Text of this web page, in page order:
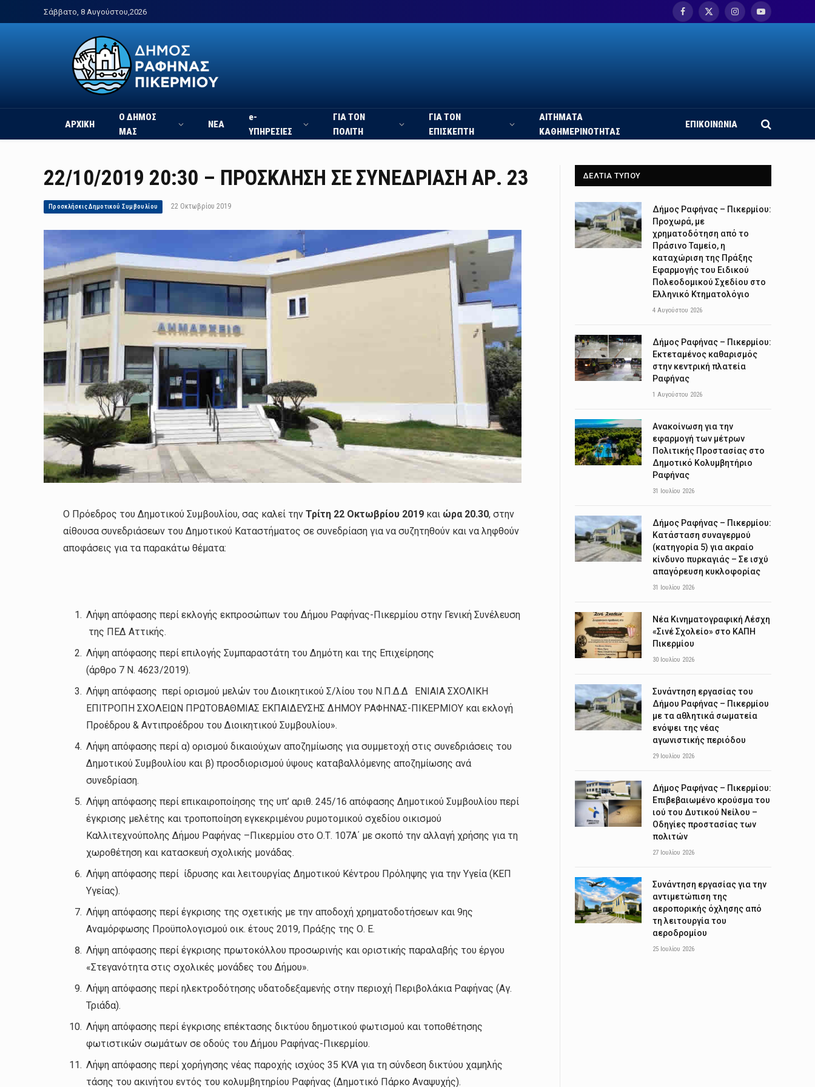
Σάββατο, 8 Αυγούστου,2026
Facebook
X
InstagramYouTube
ΑΡΧΙΚΗ
Ο ΔΗΜΟΣ
ΜΑΣ
ΝΕΑ
e-
ΥΠΗΡΕΣΙΕΣ
ΓΙΑ ΤΟΝ
ΠΟΛΙΤΗ
ΓΙΑ ΤΟΝ
ΕΠΙΣΚΕΠΤΗ
ΑΙΤΗΜΑΤΑ
ΚΑΘΗΜΕΡΙΝΟΤΗΤΑΣ
ΕΠΙΚΟΙΝΩΝΙΑ
22/10/2019 20:30 – ΠΡΟΣΚΛΗΣΗ ΣΕ ΣΥΝΕΔΡΙΑΣΗ ΑΡ. 23
Προσκλήσεις Δημοτικού Συμβουλίου 22 Οκτωβρίου 2019
Ο Πρόεδρος του Δημοτικού Συμβουλίου, σας καλεί τηνΤρίτη 22 Οκτωβρίου 2019 και ώρα 20.30, στην
αίθουσα συνεδριάσεων του Δημοτικού Καταστήματος σε συνεδρίαση για να συζητηθούν και να ληφθούν
αποφάσεις για τα παρακάτω θέματα:
Λήψη απόφασης περί εκλογής εκπροσώπων του Δήμου Ραφήνας-Πικερμίου στην Γενική Συνέλευση
της ΠΕΔ Αττικής.
Λήψη απόφασης περί επιλογής Συμπαραστάτη του Δημότη και της Επιχείρησης
(άρθρο 7 Ν. 4623/2019).
Λήψη απόφασης περί ορισμού μελών του Διοικητικού Σ/λίου του Ν.Π.Δ.Δ
ΕΝΙΑΙΑ ΣΧΟΛΙΚΗ
ΕΠΙΤΡΟΠΗ ΣΧΟΛΕΙΩΝ ΠΡΩΤΟΒΑΘΜΙΑΣ ΕΚΠΑΙΔΕΥΣΗΣ ΔΗΜΟΥ ΡΑΦΗΝΑΣ-ΠΙΚΕΡΜΙΟΥ και εκλογή
Προέδρου & Αντιπροέδρου του Διοικητικού Συμβουλίου».
Λήψη απόφασης περί α) ορισμού δικαιούχων αποζημίωσης για συμμετοχή στις συνεδριάσεις του
Δημοτικού Συμβουλίου και β) προσδιορισμού ύψους καταβαλλόμενης αποζημίωσης ανά
συνεδρίαση.
Λήψη απόφασης περί επικαιροποίησης της υπ’ αριθ. 245/16 απόφασης Δημοτικού Συμβουλίου περί
έγκρισης μελέτης και τροποποίηση εγκεκριμένου ρυμοτομικού σχεδίου οικισμού
Καλλιτεχνούπολης Δήμου Ραφήνας –Πικερμίου στο Ο.Τ. 107Α΄ με σκοπό την αλλαγή χρήσης για τη
χωροθέτηση και κατασκευή σχολικής μονάδας.
Λήψη απόφασης περί ίδρυσης και λειτουργίας Δημοτικού Κέντρου Πρόληψης για την Υγεία (ΚΕΠ
Υγείας).
Λήψη απόφασης περί έγκρισης της σχετικής με την αποδοχή χρηματοδοτήσεων και 9ης
Αναμόρφωσης Προϋπολογισμού οικ. έτους 2019, Πράξης της Ο. Ε.
Λήψη απόφασης περί έγκρισης πρωτοκόλλου προσωρινής και οριστικής παραλαβής του έργου
«Στεγανότητα στις σχολικές μονάδες του Δήμου».
Λήψη απόφασης περί ηλεκτροδότησης υδατοδεξαμενής στην περιοχή Περιβολάκια Ραφήνας (Αγ.
Τριάδα).
Λήψη απόφασης περί έγκρισης επέκτασης δικτύου δημοτικού φωτισμού και τοποθέτησης
φωτιστικών σωμάτων σε οδούς του Δήμου Ραφήνας-Πικερμίου.
Λήψη απόφασης περί χορήγησης νέας παροχής ισχύος 35 KVA για τη σύνδεση δικτύου χαμηλής
τάσης του ακινήτου εντός του κολυμβητηρίου Ραφήνας (Δημοτικό Πάρκο Αναψυχής).
ΔΕΛΤΙΑ ΤΥΠΟΥ
Δήμος Ραφήνας – Πικερμίου:
Προχωρά, με
χρηματοδότηση από το
Πράσινο Ταμείο, η
καταχώριση της Πράξης
Εφαρμογής του Ειδικού
Πολεοδομικού Σχεδίου στο
Ελληνικό Κτηματολόγιο
4 Αυγούστου 2026
Δήμος Ραφήνας – Πικερμίου:
Εκτεταμένος καθαρισμός
στην κεντρική πλατεία
Ραφήνας
1 Αυγούστου 2026
Ανακοίνωση για την
εφαρμογή των μέτρων
Πολιτικής Προστασίας στο
Δημοτικό Κολυμβητήριο
Ραφήνας
31 Ιουλίου 2026
Δήμος Ραφήνας – Πικερμίου:
Κατάσταση συναγερμού
(κατηγορία 5) για ακραίο
κίνδυνο πυρκαγιάς – Σε ισχύ
απαγόρευση κυκλοφορίας
31 Ιουλίου 2026
Νέα Κινηματογραφική Λέσχη
«Σινέ Σχολείο» στο ΚΑΠΗ
Πικερμίου
30 Ιουλίου 2026
Συνάντηση εργασίας του
Δήμου Ραφήνας – Πικερμίου
με τα αθλητικά σωματεία
ενόψει της νέας
αγωνιστικής περιόδου
29 Ιουλίου 2026
Δήμος Ραφήνας – Πικερμίου:
Επιβεβαιωμένο κρούσμα του
ιού του Δυτικού Νείλου –
Οδηγίες προστασίας των
πολιτών
27 Ιουλίου 2026
Συνάντηση εργασίας για την
αντιμετώπιση της
αεροπορικής όχλησης από
τη λειτουργία του
αεροδρομίου
25 Ιουλίου 2026